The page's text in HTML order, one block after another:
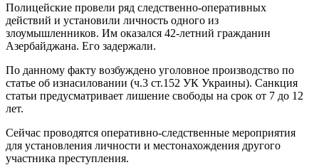
Полицейские провели ряд следственно-оперативных
действий и установили личность одного из
злоумышленников. Им оказался 42-летний гражданин
Азербайджана. Его задержали.
По данному факту возбуждено уголовное производство по
статье об изнасиловании (ч.3 ст.152 УК Украины). Санкция
статьи предусматривает лишение свободы на срок от 7 до 12
лет.
Сейчас проводятся оперативно-следственные мероприятия
для установления личности и местонахождения другого
участника преступления.